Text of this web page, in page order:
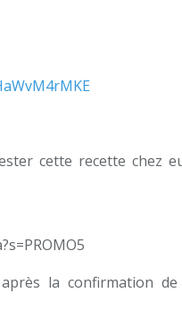
cette recette chez
la confirmation